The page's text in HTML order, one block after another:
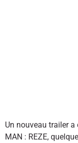
Un nouveau trailer a
MAN : REZE,